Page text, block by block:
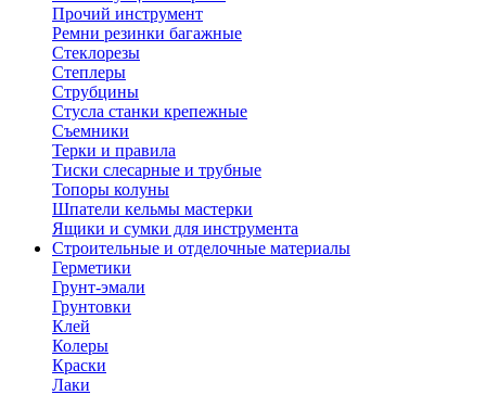
Прочий инструмент
Ремни резинки багажные
Стеклорезы
Степлеры
Струбцины
Стусла станки крепежные
Съемники
Терки и правила
Тиски слесарные и трубные
Топоры колуны
Шпатели кельмы мастерки
Ящики и сумки для инструмента
Строительные и отделочные материалы
Герметики
Грунт-эмали
Грунтовки
Клей
Колеры
Краски
Лаки